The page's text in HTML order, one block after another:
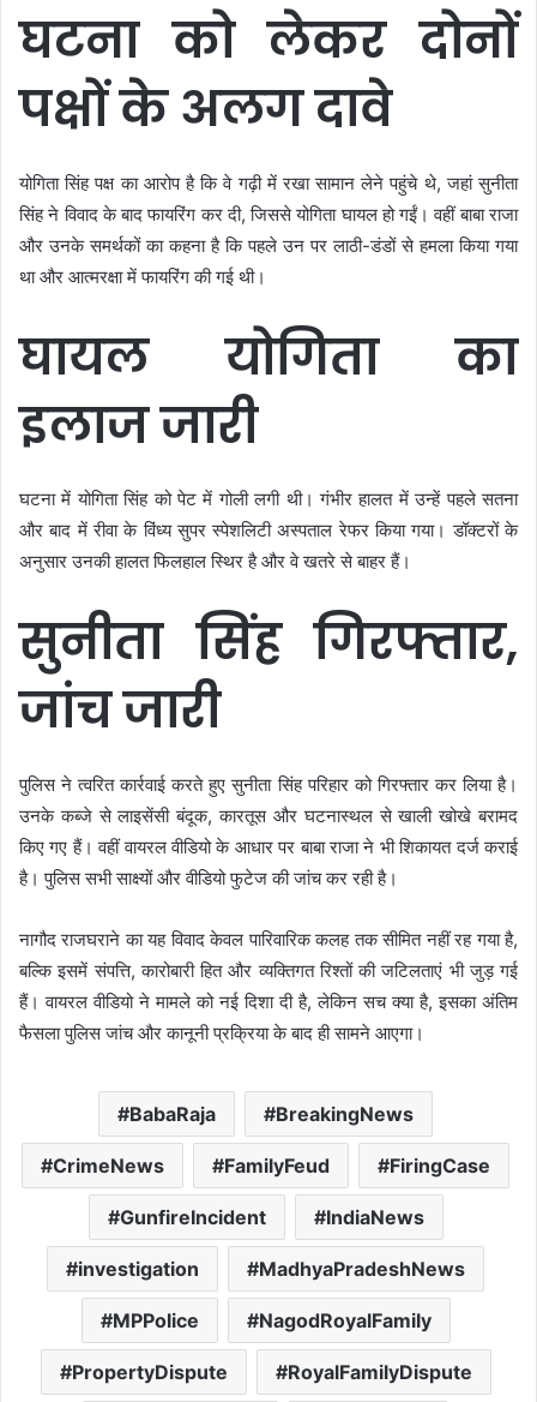
घटना को लेकर दोनों
पक्षों के अलग दावे
योगिता सिंह पक्ष का आरोप है कि वे गढ़ी में रखा सामान लेने पहुंचे थे, जहां सुनीता
सिंह ने विवाद के बाद फायरिंग कर दी, जिससे योगिता घायल हो गईं। वहीं बाबा राजा
और उनके समर्थकों का कहना है कि पहले उन पर लाठी-डंडों से हमला किया गया
था और आत्मरक्षा में फायरिंग की गई थी।
घायल योगिता का
इलाज जारी
घटना में योगिता सिंह को पेट में गोली लगी थी। गंभीर हालत में उन्हें पहले सतना
और बाद में रीवा के विंध्य सुपर स्पेशलिटी अस्पताल रेफर किया गया। डॉक्टरों के
अनुसार उनकी हालत फिलहाल स्थिर है और वे खतरे से बाहर हैं।
सुनीता सिंह गिरफ्तार,
जांच जारी
पुलिस ने त्वरित कार्रवाई करते हुए सुनीता सिंह परिहार को गिरफ्तार कर लिया है।
उनके कब्जे से लाइसेंसी बंदूक, कारतूस और घटनास्थल से खाली खोखे बरामद
किए गए हैं। वहीं वायरल वीडियो के आधार पर बाबा राजा ने भी शिकायत दर्ज कराई
है। पुलिस सभी साक्ष्यों और वीडियो फुटेज की जांच कर रही है।
नागौद राजघराने का यह विवाद केवल पारिवारिक कलह तक सीमित नहीं रह गया है,
बल्कि इसमें संपत्ति, कारोबारी हित और व्यक्तिगत रिश्तों की जटिलताएं भी जुड़ गई
हैं। वायरल वीडियो ने मामले को नई दिशा दी है, लेकिन सच क्या है, इसका अंतिम
फैसला पुलिस जांच और कानूनी प्रक्रिया के बाद ही सामने आएगा।
BabaRaja BreakingNews
CrimeNews FamilyFeud FiringCase
GunfireIncident IndiaNews
investigation MadhyaPradeshNews
MPPolice NagodRoyalFamily
PropertyDispute RoyalFamilyDispute